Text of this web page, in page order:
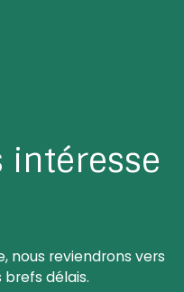
intéresse
nous reviendrons vers
brefs délais.